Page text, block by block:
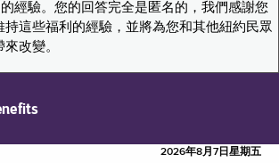
的經驗。您的回答完全是匿名的，我們感謝您
持這些福利的經驗，並將為您和其他紐約民眾
改變。
2026年8月7日星期五